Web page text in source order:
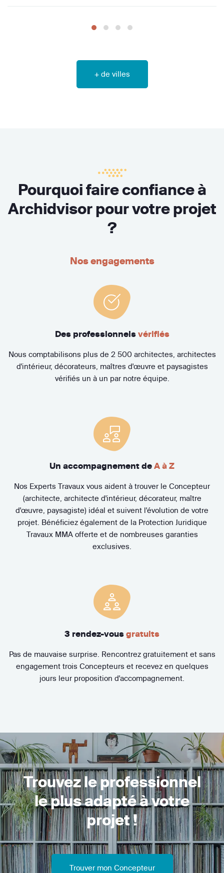
+ de villes
Pourquoi faire confiance à
Archidvisor pour votre projet
?
Nos engagements
Des professionnels vérifiés
Nous comptabilisons plus de 2 500 architectes, architectes
d'intérieur, décorateurs, maîtres d'œuvre et paysagistes
vérifiés un à un par notre équipe.
Un accompagnement de A à Z
Nos Experts Travaux vous aident à trouver le Concepteur
(architecte, architecte d'intérieur, décorateur, maître
d'œuvre, paysagiste) idéal et suivent l'évolution de votre
projet. Bénéficiez également de la Protection Juridique
Travaux MMA offerte et de nombreuses garanties
exclusives.
3 rendez-vous gratuits
Pas de mauvaise surprise. Rencontrez gratuitement et sans
engagement trois Concepteurs et recevez en quelques
jours leur proposition d'accompagnement.
Trouvez le professionnel
le plus adapté à votre
projet !
Trouver mon Concepteur